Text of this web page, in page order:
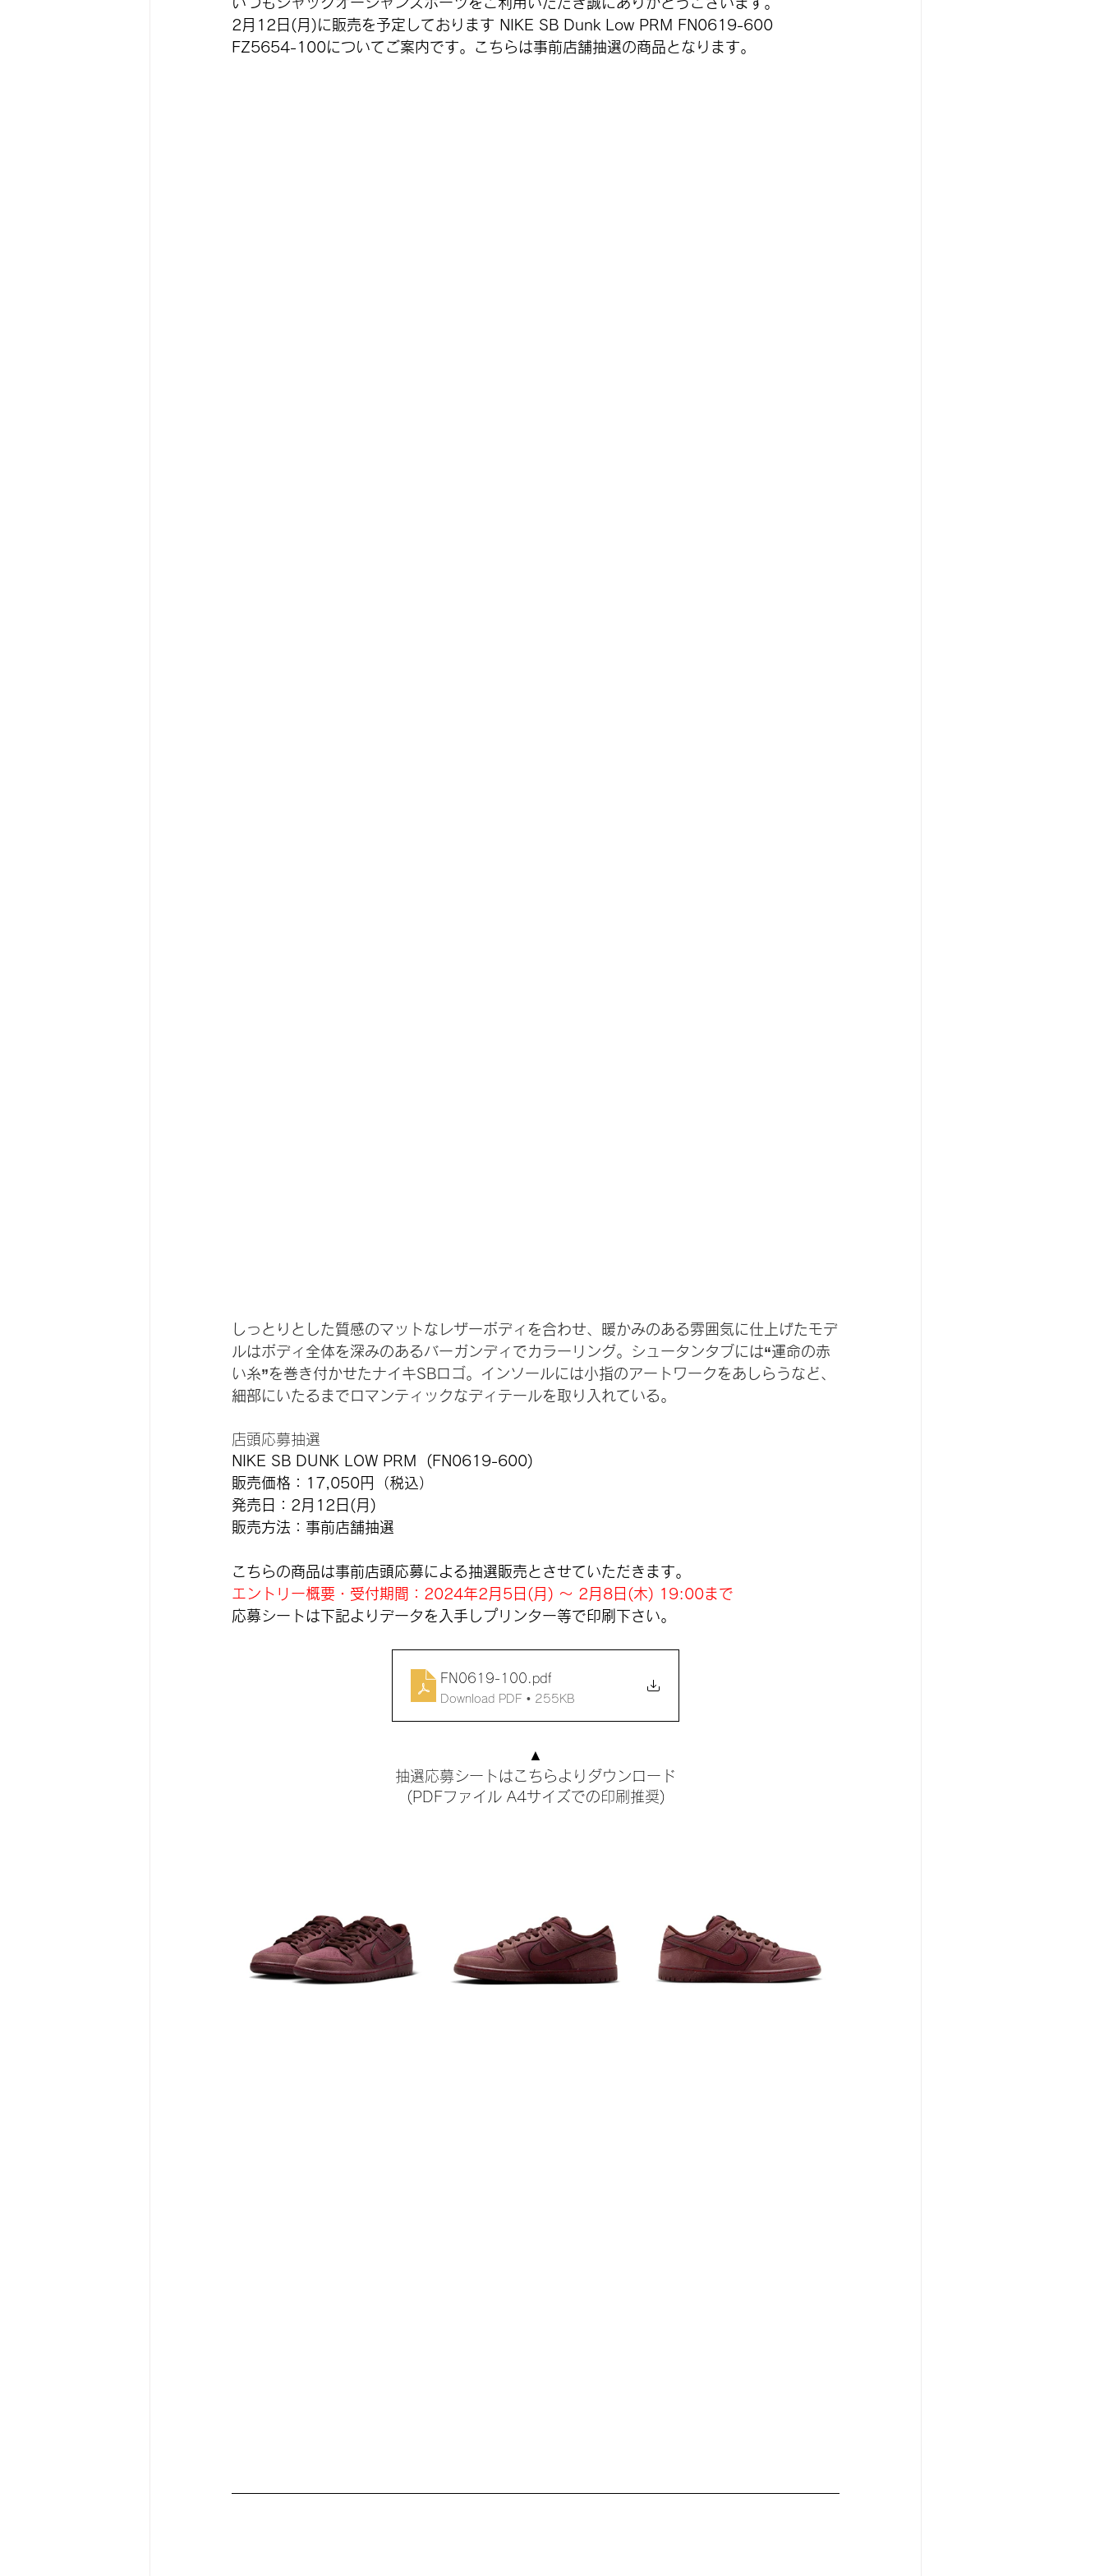
2月12日(月)に販売を予定しております NIKE SB Dunk Low PRM FN0619-600
FZ5654-100についてご案内です。こちらは事前店舗抽選の商品となります。
しっとりとした質感のマットなレザーボディを合わせ、暖かみのある雰囲気に仕上げたモデ
ルはボディ全体を深みのあるバーガンディでカラーリング。シュータンタブには“運命の赤
い糸”を巻き付かせたナイキSBロゴ。インソールには小指のアートワークをあしらうなど、
細部にいたるまでロマンティックなディテールを取り入れている。
店頭応募抽選
NIKE SB DUNK LOW PRM  ( FN0619-600)
販売価格：17,050円（税込）
発売日：2月12日(月)
販売方法：事前店舗抽選
こちらの商品は事前店頭応募による抽選販売とさせていただきます。
エントリー概要・受付期間：2024年2月5日(月) 〜 2月8日(木) 19:00まで
応募シートは下記よりデータを入手しプリンター等で印刷下さい。
FN0619-100 .pdf
Download PDF • 255KB
▲
抽選応募シートはこちらよりダウンロード
(PDFファイル A4サイズでの印刷推奨)